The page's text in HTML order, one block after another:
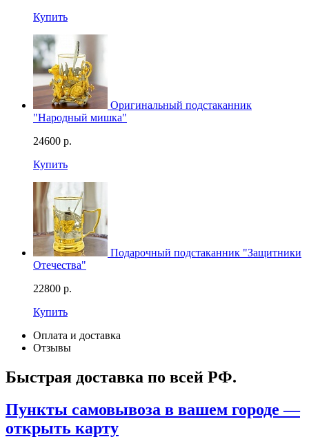
Купить
Оригинальный подстаканник
"Народный мишка"
24600 р.
Купить
Подарочный подстаканник "Защитники
Отечества"
22800 р.
Купить
Оплата и доставка
Отзывы
Быстрая доставка по всей РФ.
Пункты самовывоза в вашем городе —
открыть карту